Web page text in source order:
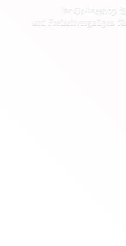
Ihr Onlineshop
und Freizeitvergnügen